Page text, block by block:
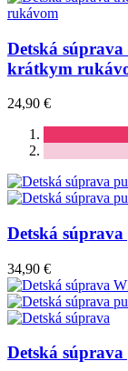
Detská
krátkym
24,90 €
Detská
34,90 €
Detská